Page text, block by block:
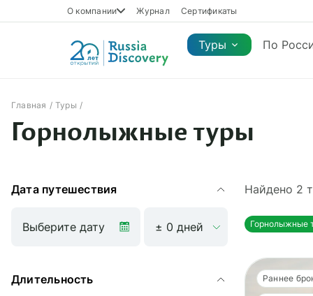
О компании Журнал Сертификаты
Туры
Каталог туров
По
Каталог туров
Регионы Виды отдыха
Главная Туры
Горнолыжные туры
Дата путешествия
Длительность
Найдено 2
Горнолыжные
Раннее